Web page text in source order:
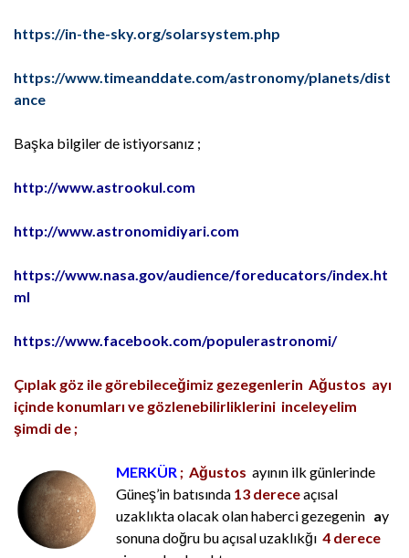
https://in-the-sky.org/solarsystem.php
https://www.timeanddate.com/astronomy/planets/dist
ance
Başka bilgiler de istiyorsanız ;
http://www.astrookul.com
http://www.astronomidiyari.com
https://www.nasa.gov/audience/foreducators/index.ht
ml
https://www.facebook.com/populerastronomi/
Çıplak göz ile görebileceğimiz gezegenlerin Ağustos ayı
içinde konumları ve gözlenebilirliklerini inceleyelim
şimdi de ;
MERKÜR; Ağustos ayının ilk günlerinde
Güneş’in batısında 13 dereceaçısal
uzaklıkta olacak olan haberci gezegenin ay
sonuna doğru bu açısal uzaklıkğı 4 derece